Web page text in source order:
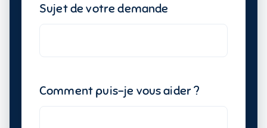
Sujet de votre demande
Comment puis-je vous aider ?